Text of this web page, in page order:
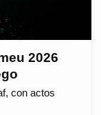
2026
con actos